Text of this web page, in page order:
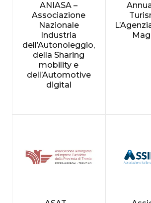
ANIASA –
Associazione
Nazionale
Industria
dell’Autonoleggio,
della Sharing
mobility e
dell’Automotive
digital